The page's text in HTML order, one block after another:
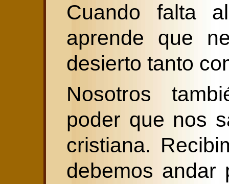
Cuando falta
aprende que
desierto tanto
Nosotros
poder que nos
cristiana.
debemos andar